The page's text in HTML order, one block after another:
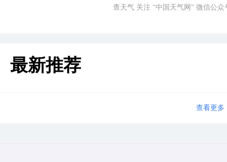
查天气 关注 “中国天气网” 微信公众
最新推荐
查看更多